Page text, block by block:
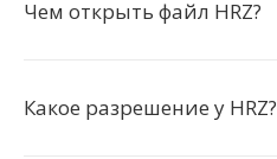
Чем открыть файл HRZ?
Какое разрешение у HRZ?